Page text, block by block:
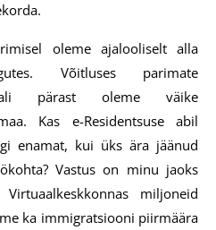
oleme ajalooliselt alla
Võitluses parimate
pärast oleme väike
Kas e-Residentsuse abil
enamat, kui üks ära jäänud
Vastus on minu jaoks
miljoneid
ka immigratsiooni piirmäära